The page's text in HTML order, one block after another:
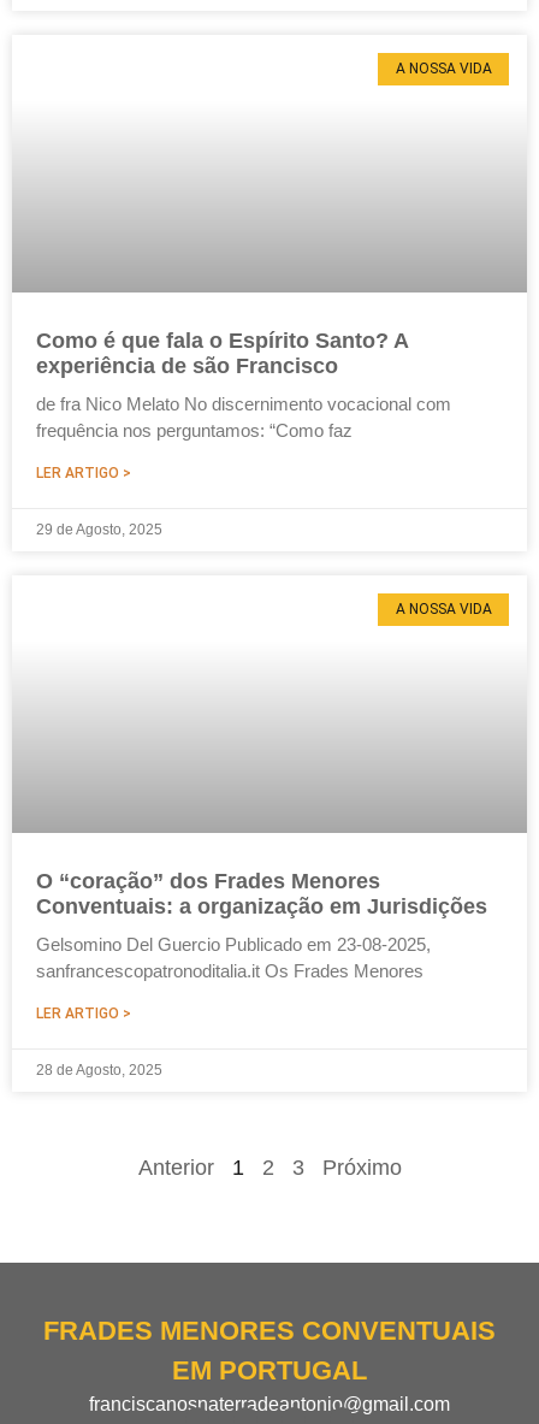
A NOSSA VIDA
Como é que fala o Espírito Santo? A
experiência de são Francisco
de fra Nico Melato No discernimento vocacional com
frequência nos perguntamos: “Como faz
LER ARTIGO >
29 de Agosto, 2025
A NOSSA VIDA
O “coração” dos Frades Menores
Conventuais: a organização em Jurisdições
Gelsomino Del Guercio Publicado em 23-08-2025,
sanfrancescopatronoditalia.it Os Frades Menores
LER ARTIGO >
28 de Agosto, 2025
Anterior 1 2 3 Próximo
FRADES MENORES CONVENTUAIS
EM PORTUGAL
franciscanosnaterradeantonio@gmail.com